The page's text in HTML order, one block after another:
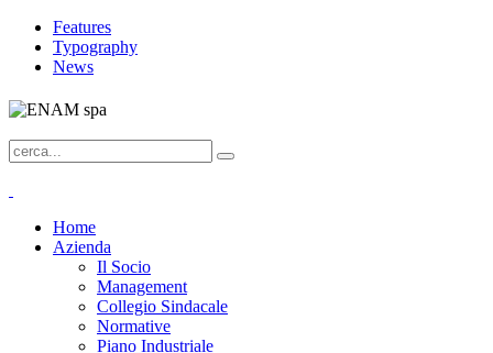
Features
Typography
News
Home
Azienda
Il Socio
Management
Collegio Sindacale
Normative
Piano Industriale